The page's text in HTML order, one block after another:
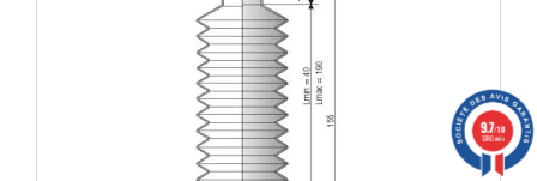
9.7/10
1280 avis